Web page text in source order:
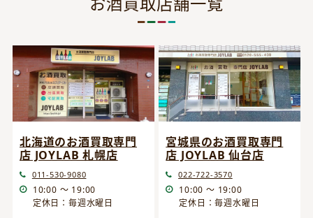
北海道のお酒買取専門
店 JOYLAB 札幌店
011-530-9080
10:00 ～ 19:00
定休日：毎週水曜日
宮城県のお酒買取専門
店 JOYLAB 仙台店
022-722-3570
10:00 ～ 19:00
定休日：毎週水曜日